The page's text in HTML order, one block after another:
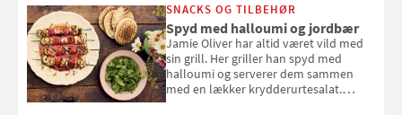
SNACKS OG TILBEHØR
Spyd med halloumi og jordbær
Jamie Oliver har altid været vild med
sin grill. Her griller han spyd med
halloumi og serverer dem sammen
med en lækker krydderurtesalat.